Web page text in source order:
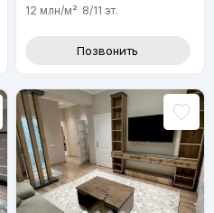
12 млн/м² 8/11 эт.
Позвонить